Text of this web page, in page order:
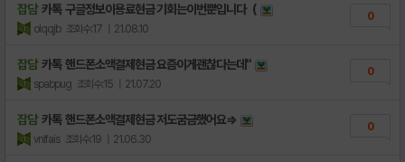
잡담 카톡 구글정보이용료현금 기회는이번뿐입니다（
olqqjb 조회수:17 | 21.08.10
0
잡담 카톡 핸드폰소액결제현금 요즘이게괜찮다는데“
spabpug 조회수:15 | 21.07.20
0
잡담 카톡 핸드폰소액결제현금 저도굼금했어요⇒
vnlfais 조회수:19 | 21.06.30
0